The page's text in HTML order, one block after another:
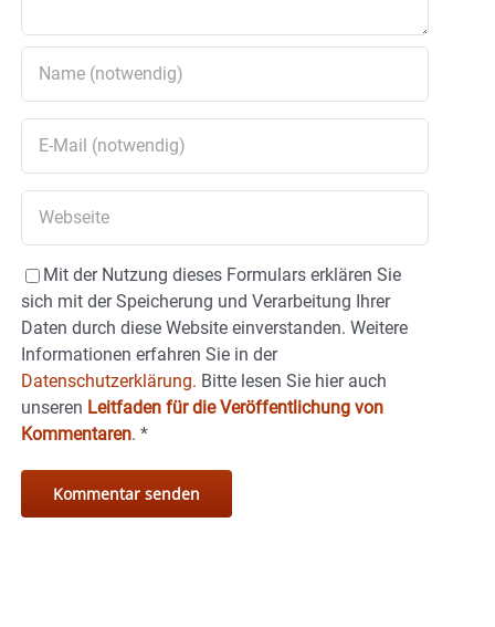
Mit der Nutzung dieses Formulars erklären Sie
sich mit der Speicherung und Verarbeitung Ihrer
Daten durch diese Website einverstanden. Weitere
Informationen erfahren Sie in der
Datenschutzerklärung. Bitte lesen Sie hier auch
unseren Leitfaden für die Veröffentlichung von
Kommentaren. *